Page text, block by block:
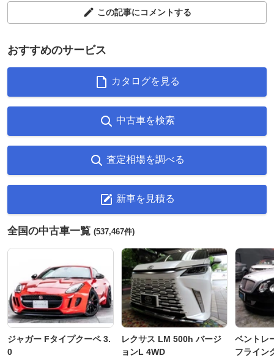
この記事にコメントする
おすすめのサービス
カタログを見る
中古車を検索
査定相場を調べる
新車を見積る
全国の中古車一覧 (537,467件)
ジャガー Fタイプクーペ 3.
0
レクサス LM 500h バージ
ョンL 4WD
ベントレ
フライン